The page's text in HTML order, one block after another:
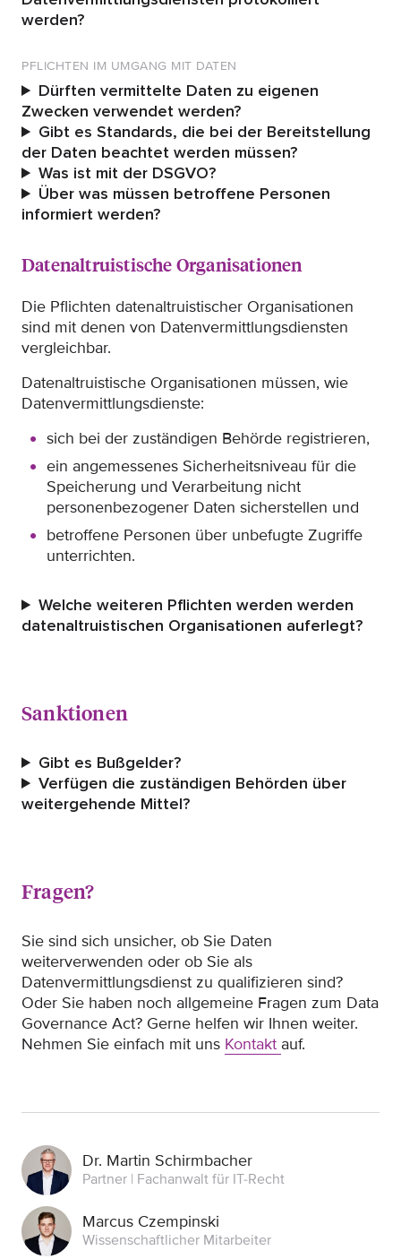
werden?
PFLICHTEN IM UMGANG MIT DATEN
Dürften vermittelte Daten zu eigenen
Zwecken verwendet werden?
Gibt es Standards, die bei der Bereitstellung
der Daten beachtet werden müssen?
Was ist mit der DSGVO?
Über was müssen betroffene Personen
informiert werden?
Datenaltruistische Organisationen
Die Pflichten datenaltruistischer Organisationen
sind mit denen von Datenvermittlungsdiensten
vergleichbar.
Datenaltruistische Organisationen müssen, wie
Datenvermittlungsdienste:
sich bei der zuständigen Behörde registrieren,
ein angemessenes Sicherheitsniveau für die
Speicherung und Verarbeitung nicht
personenbezogener Daten sicherstellen und
betroffene Personen über unbefugte Zugriffe
unterrichten.
Welche weiteren Pflichten werden werden
datenaltruistischen Organisationen auferlegt?
Sanktionen
Gibt es Bußgelder?
Verfügen die zuständigen Behörden über
weitergehende Mittel?
Fragen?
Sie sind sich unsicher, ob Sie Daten
weiterverwenden oder ob Sie als
Datenvermittlungsdienst zu qualifizieren sind?
Oder Sie haben noch allgemeine Fragen zum Data
Governance Act? Gerne helfen wir Ihnen weiter.
Nehmen Sie einfach mit uns Kontakt auf.
Dr. Martin Schirmbacher
Partner | Fachanwalt für IT-Recht
Marcus Czempinski
Wissenschaftlicher Mitarbeiter